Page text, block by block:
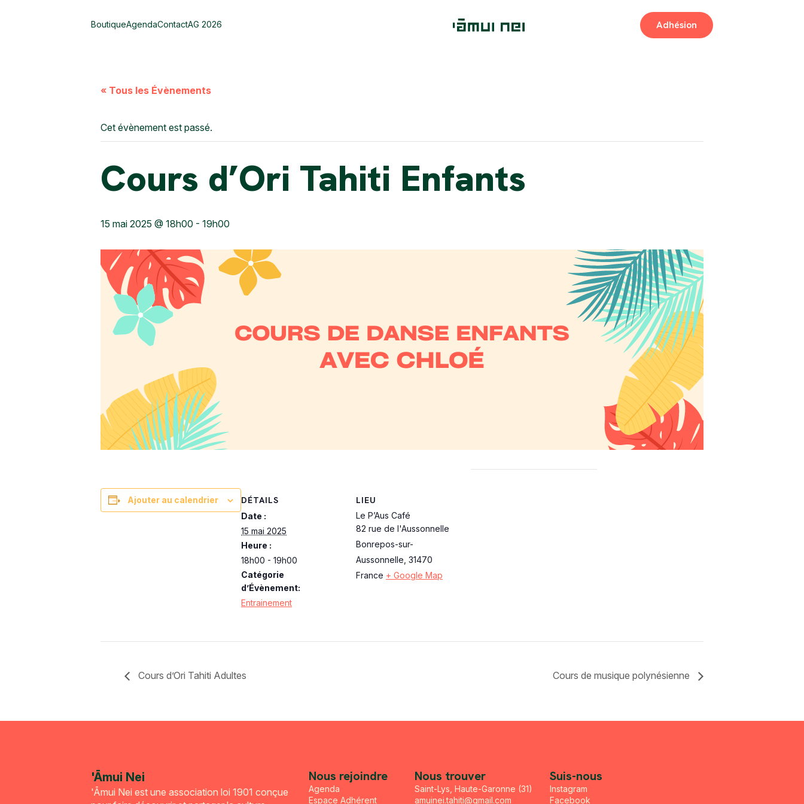
BoutiqueAgendaContactAG 2026 Adhésion
« Tous les Évènements
Cet évènement est passé.
Cours d’Ori Tahiti Enfants
15 mai 2025 @ 18h00 - 19h00
Ajouter au calendrier DÉTAILS
Date :
15 mai 2025
Heure :
18h00 - 19h00
Catégorie
d’Évènement:
Entrainement
LIEU
Le P’Aus Café
82 rue de l'Aussonnelle
Bonrepos-sur-
Aussonnelle 31470
France + Google Map
Cours d’Ori Tahiti Adultes Cours de musique polynésienne
'Āmui Nei
'Āmui Nei est une association loi 1901 conçue
Nous rejoindre
Agenda
Espace Adhérent
Nous trouver
Saint-Lys, Haute-Garonne (31)
amuinei.tahiti@gmail.com
Suis-nous
Instagram
Facebook